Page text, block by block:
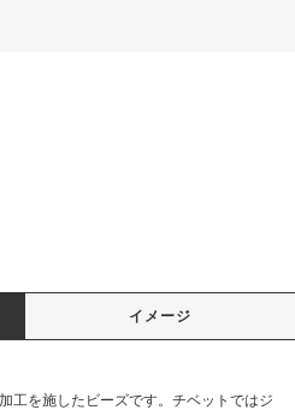
イメージ
工を施したビーズです。チベットではジ